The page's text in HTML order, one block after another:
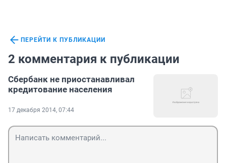
ПЕРЕЙТИ К ПУБЛИКАЦИИ
2 комментария к публикации
Сбербанк не приостанавливал
кредитование населения
17 декабря 2014, 07:44